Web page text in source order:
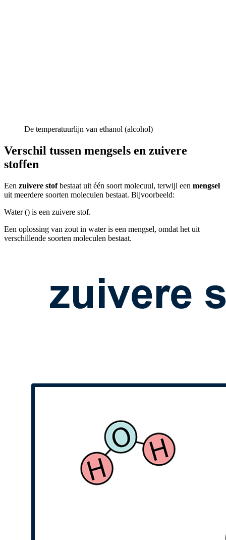
De temperatuurlijn van ethanol (alcohol)
Verschil tussen mengsels en zuivere
stoffen
Een zuivere stofbestaat uit één soort molecuul, terwijl een mengsel
uit meerdere soorten moleculen bestaat. Bijvoorbeeld:
Water () is een zuivere stof.
Een oplossing van zout in water is een mengsel, omdat het uit
verschillende soorten moleculen bestaat.